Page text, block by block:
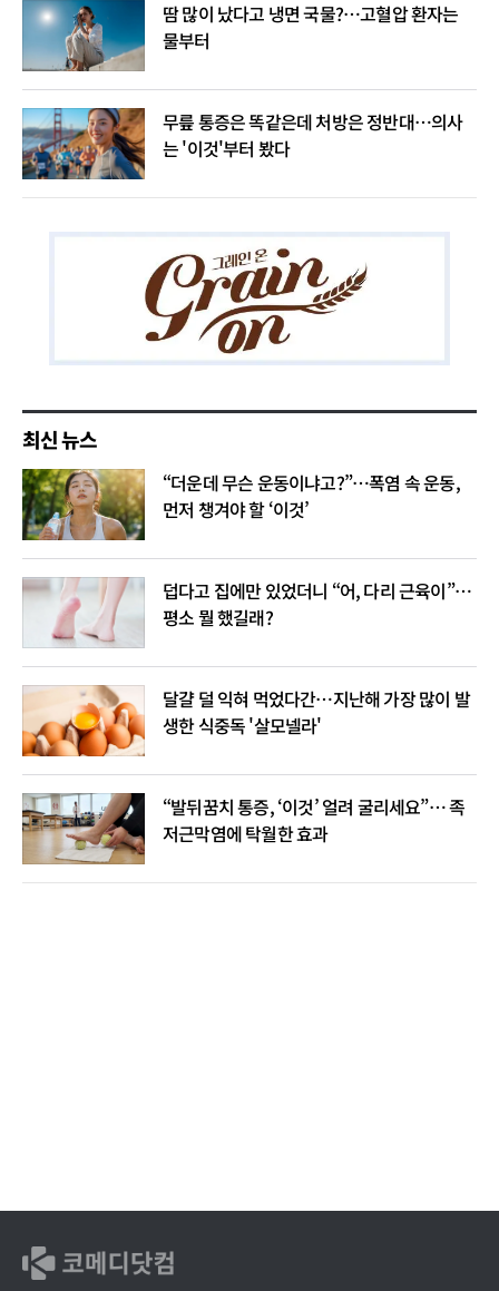
땀 많이 났다고 냉면 국물?…고혈압 환자는
물부터
무릎 통증은 똑같은데 처방은 정반대…의사
는 '이것'부터 봤다
최신 뉴스
“더운데 무슨 운동이냐고?”…폭염 속 운동,
먼저 챙겨야 할 ‘이것’
덥다고 집에만 있었더니 “어, 다리 근육이”…
평소 뭘 했길래?
달걀 덜 익혀 먹었다간…지난해 가장 많이 발
생한 식중독 '살모넬라'
“발뒤꿈치 통증, ‘이것’ 얼려 굴리세요”… 족
저근막염에 탁월한 효과